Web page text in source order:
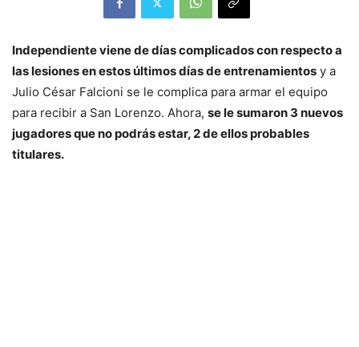
Independiente viene de días complicados con respecto a
las lesiones en estos últimos días de entrenamientos y a
Julio César Falcioni se le complica para armar el equipo
para recibir a San Lorenzo. Ahora, se le sumaron 3 nuevos
jugadores que no podrás estar, 2 de ellos probables
titulares.